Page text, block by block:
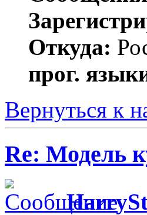
Откуда:
прог.
Вернуться к
Re: Модель